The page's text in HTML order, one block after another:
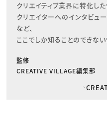
クリエイティブ業界に特化した
クリエイターへのインタビュ
など、
ここでしか知ることのできな
監修
CREATIVE VILLAGE編集部